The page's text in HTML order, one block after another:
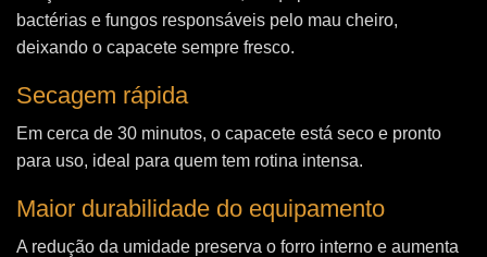
bactérias e fungos responsáveis pelo mau cheiro,
deixando o capacete sempre fresco.
Secagem rápida
Em cerca de 30 minutos, o capacete está seco e pronto
para uso, ideal para quem tem rotina intensa.
Maior durabilidade do equipamento
A redução da umidade preserva o forro interno e aumenta